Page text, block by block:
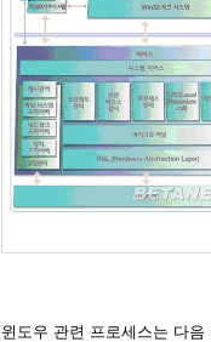
윈도우 관련 프로세스는 다음